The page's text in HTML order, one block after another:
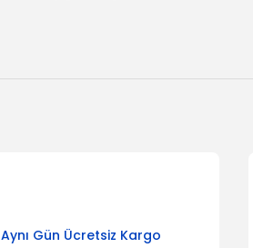
Aynı Gün Ücretsiz Kargo